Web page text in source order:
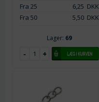
Fra 25
6,25 DKK
Fra 50
5,50DKK
Lager: 69